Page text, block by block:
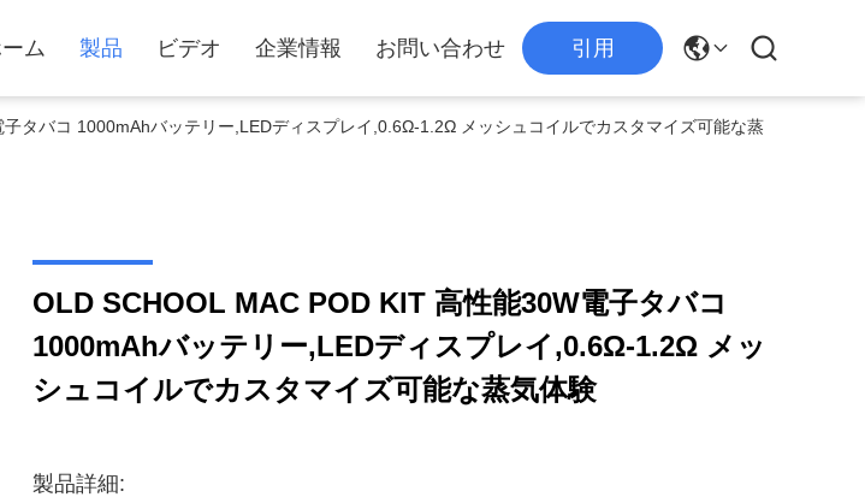
ム 製品 ビデオ 企業情報 お問い合わせ 引用
タバコ 1000mAhバッテリー,LEDディスプレイ,0.6Ω-1.2Ω メッシュコイルでカスタマイズ可能な蒸
OLD SCHOOL MAC POD KIT 高性能30W電子タバコ
1000mAhバッテリー,LEDディスプレイ,0.6Ω-1.2Ω メッ
シュコイルでカスタマイズ可能な蒸気体験
製品詳細: